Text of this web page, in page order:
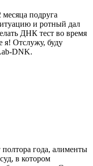
подруга
и ротный дал
ДНК тест во время
я! Отслужу, буду
DNK.
года, алименты
в котором